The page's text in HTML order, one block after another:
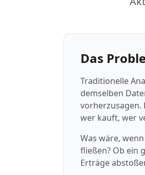
Das
Traditionelle
demselben
vorherzusagen.
wer kauft, wer
Was wäre,
fließen? Ob ein
Erträge